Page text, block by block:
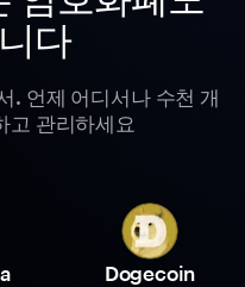
다
. 언제 어디서나 수천 개
고 관리하세요
Dogecoin